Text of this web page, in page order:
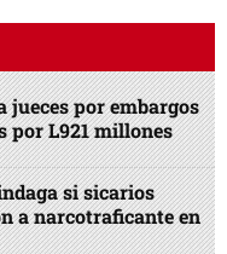
jueces por embargos
por L921 millones
si sicarios
a narcotraficante en